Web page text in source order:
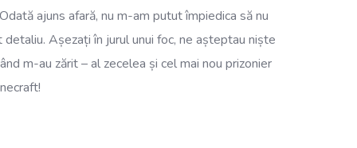
ajuns afară, nu m-am putut împiedica să nu
Așezați în jurul unui foc, ne așteptau niște
m-au zărit – al zecelea și cel mai nou prizonier